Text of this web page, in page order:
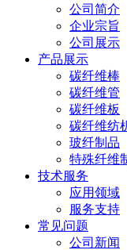
公司简介
企业宗旨
公司展示
产品展示
碳纤维棒
碳纤维管
碳纤维板
碳纤维纺
玻纤制品
特殊纤维
技术服务
应用领域
服务支持
常见问题
公司新闻